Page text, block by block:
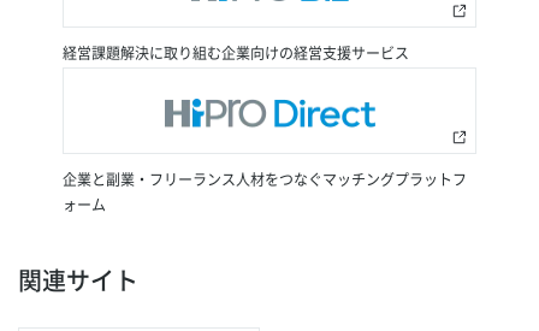
経営課題解決に取り組む企業向けの経営支援サービス
企業と副業・フリーランス人材をつなぐマッチングプラットフ
ォーム
関連サイト